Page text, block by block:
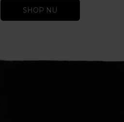
SHOP NU